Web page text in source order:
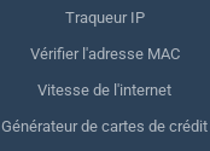
Traqueur IP
Vérifier l'adresse MAC
Vitesse de l'internet
Générateur de cartes de crédit